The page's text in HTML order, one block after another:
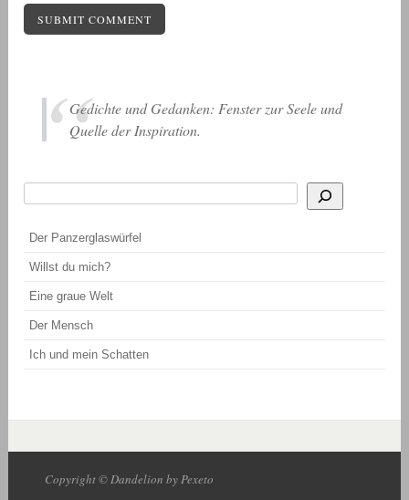
Gedichte und Gedanken: Fenster zur Seele und
Quelle der Inspiration.
Der Panzerglaswürfel
Willst du mich?
Eine graue Welt
Der Mensch
Ich und mein Schatten
Copyright © Dandelion by Pexeto